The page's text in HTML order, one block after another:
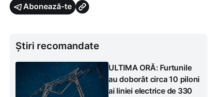
Abonează-te
Știri recomandate
ULTIMA ORĂ: Furtunile
au doborât circa 10 piloni
ai liniei electrice de 330